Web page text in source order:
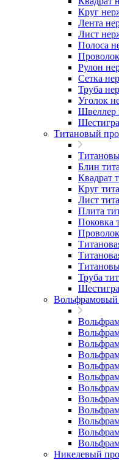
Круг
Лента
Лист
Полоса
Рулон
Сетка
Труба
Уголок
Швеллер
Титановый
Блин
Квадрат
Круг
Лист
Плита
Поковка
Труба
Вольфрамовый
Никелевый